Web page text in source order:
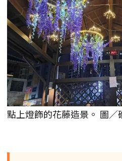
點上燈飾的花藤造景。 圖／